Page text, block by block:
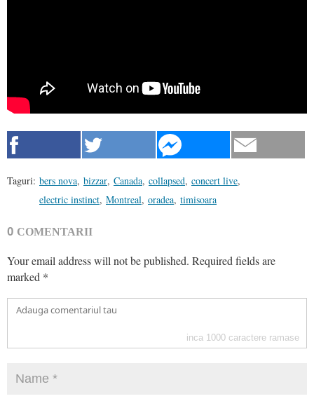
Taguri: bers nova, bizzar, Canada, collapsed, concert live,
electric instinct, Montreal, oradea, timisoara
0 COMENTARII
Your email address will not be published. Required fields are
marked *
inca 1000 caractere ramase